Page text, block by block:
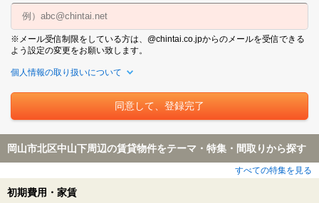
※メール受信制限をしている方は、@chintai.co.jpからのメールを受信できる
よう設定の変更をお願い致します。
個人情報の取り扱いについて
岡山市北区中山下周辺の賃貸物件をテーマ・特集・間取りから探す
すべての特集を見る
初期費用・家賃